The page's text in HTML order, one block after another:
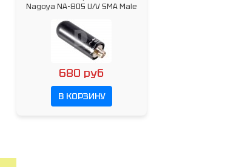
Nagoya NA-805 U/V SMA Male
680 руб
В КОРЗИНУ